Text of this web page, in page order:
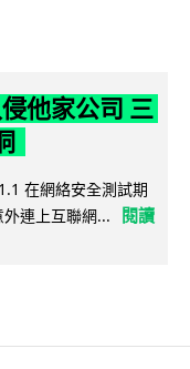
他家公司 三
在網絡安全測試期
連上互聯網...
閱讀